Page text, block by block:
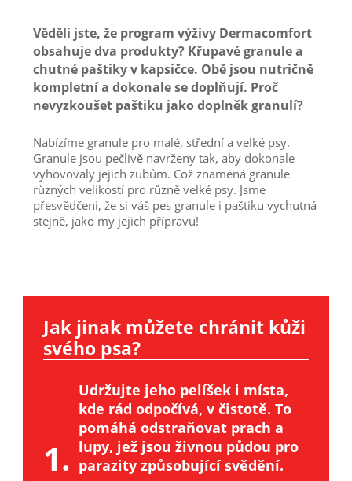
Věděli jste, že program výživy Dermacomfort
obsahuje dva produkty? Křupavé granule a
chutné paštiky v kapsičce. Obě jsou nutričně
kompletní a dokonale se doplňují. Proč
nevyzkoušet paštiku jako doplněk granulí?
Nabízíme granule pro malé, střední a velké psy.
Granule jsou pečlivě navrženy tak, aby dokonale
vyhovovaly jejich zubům. Což znamená granule
různých velikostí pro různě velké psy. Jsme
přesvědčeni, že si váš pes granule i paštiku vychutná
stejně, jako my jejich přípravu!
Jak jinak můžete chránit kůži
svého psa?
1.
Udržujte jeho pelíšek i místa,
kde rád odpočívá, v čistotě. To
pomáhá odstraňovat prach a
lupy, jež jsou živnou půdou pro
parazity způsobující svědění.